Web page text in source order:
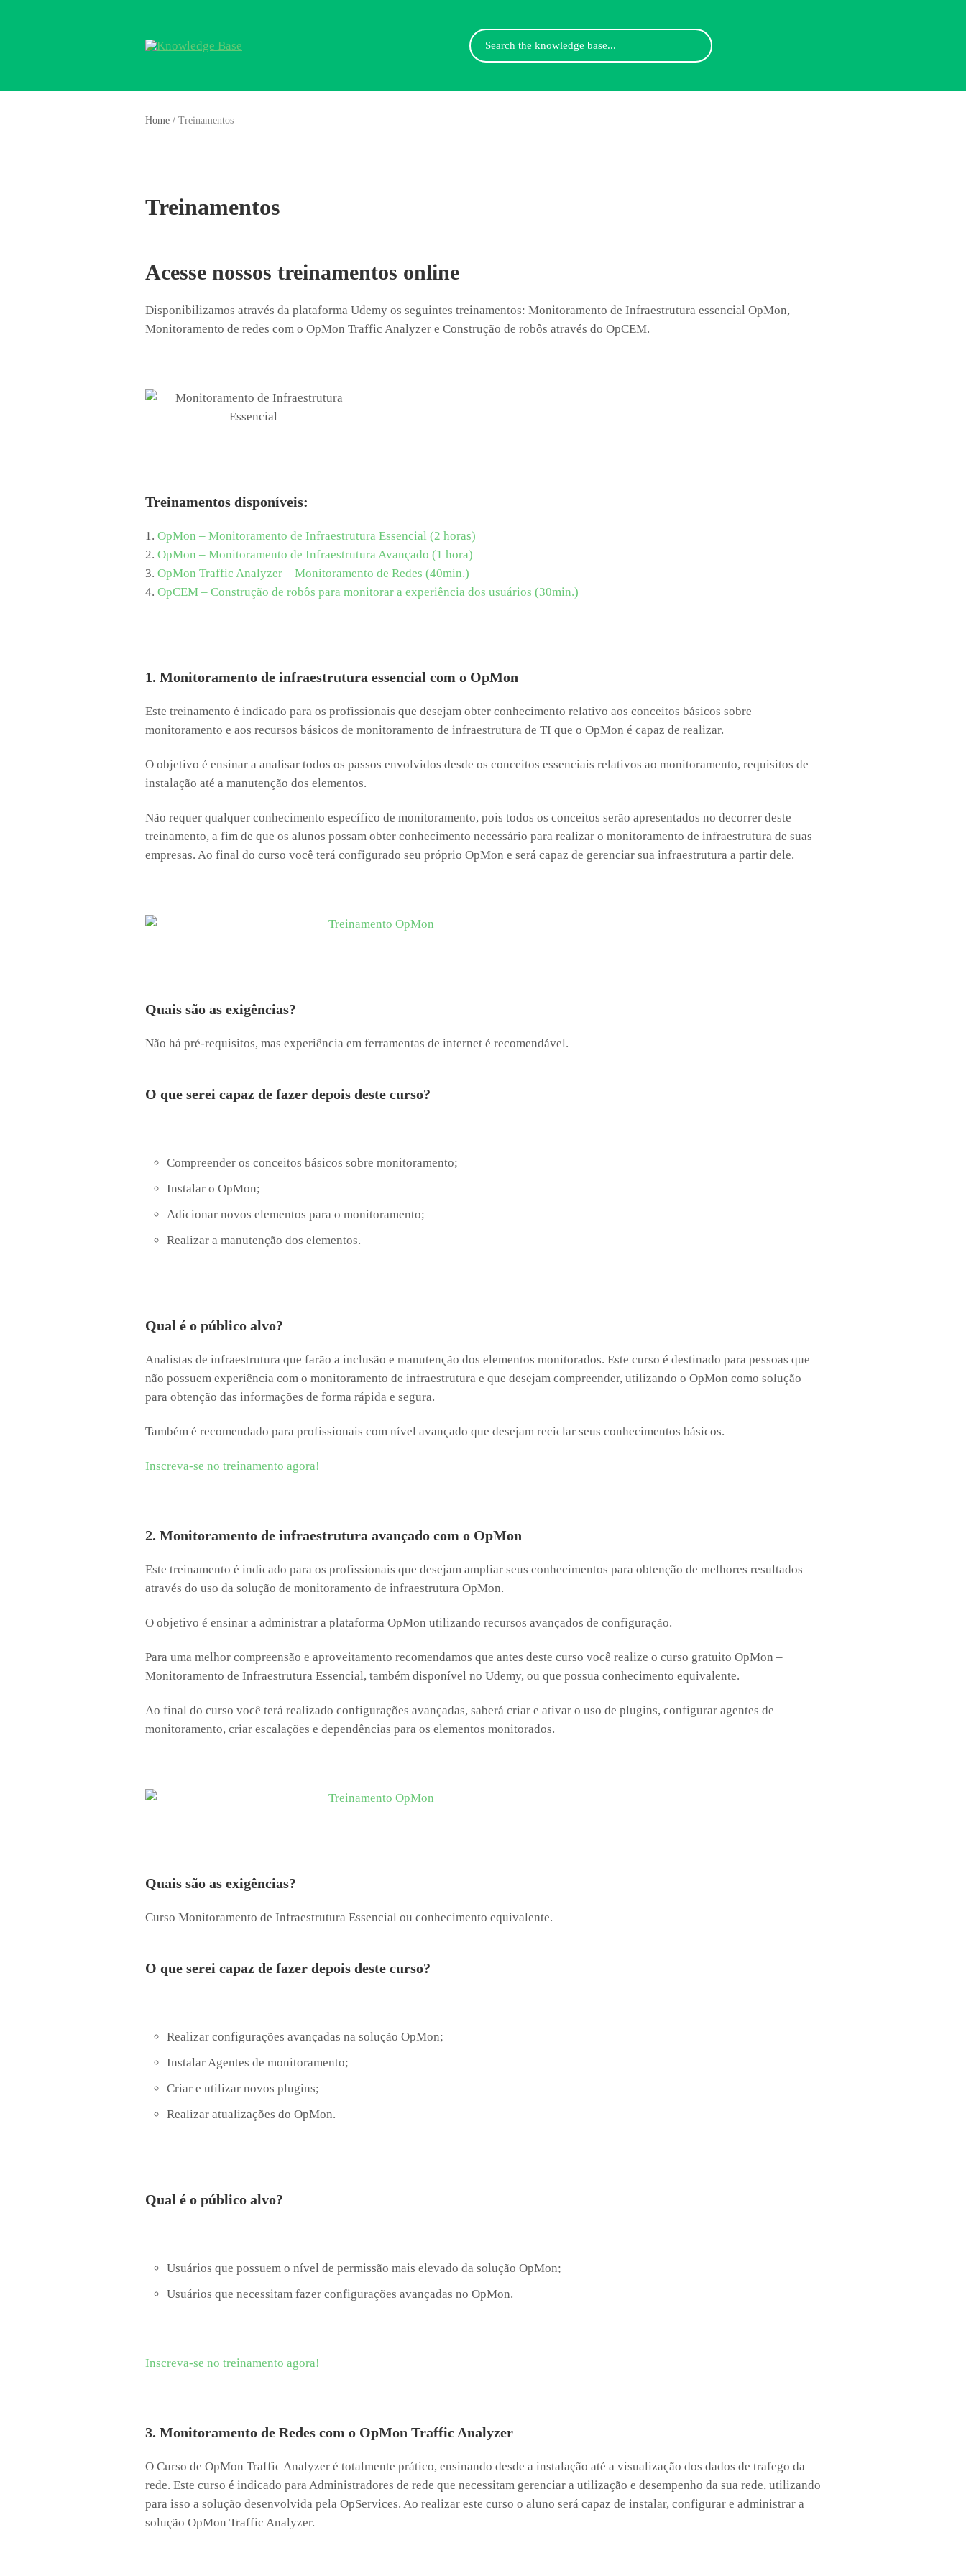
Search
For
Home / Treinamentos
Treinamentos
Acesse nossos treinamentos online
Disponibilizamos através da plataforma Udemy os seguintes treinamentos: Monitoramento de Infraestrutura essencial OpMon,
Monitoramento de redes com o OpMon Traffic Analyzer e Construção de robôs através do OpCEM.
Treinamentos disponíveis:
1. OpMon – Monitoramento de Infraestrutura Essencial (2 horas)
2. OpMon – Monitoramento de Infraestrutura Avançado (1 hora)
3. OpMon Traffic Analyzer – Monitoramento de Redes (40min.)
4. OpCEM – Construção de robôs para monitorar a experiência dos usuários (30min.)
1. Monitoramento de infraestrutura essencial com o OpMon
Este treinamento é indicado para os profissionais que desejam obter conhecimento relativo aos conceitos básicos sobre
monitoramento e aos recursos básicos de monitoramento de infraestrutura de TI que o OpMon é capaz de realizar.
O objetivo é ensinar a analisar todos os passos envolvidos desde os conceitos essenciais relativos ao monitoramento, requisitos de
instalação até a manutenção dos elementos.
Não requer qualquer conhecimento específico de monitoramento, pois todos os conceitos serão apresentados no decorrer deste
treinamento, a fim de que os alunos possam obter conhecimento necessário para realizar o monitoramento de infraestrutura de suas
empresas. Ao final do curso você terá configurado seu próprio OpMon e será capaz de gerenciar sua infraestrutura a partir dele.
Quais são as exigências?
Não há pré-requisitos, mas experiência em ferramentas de internet é recomendável.
O que serei capaz de fazer depois deste curso?
Compreender os conceitos básicos sobre monitoramento;
Instalar o OpMon;
Adicionar novos elementos para o monitoramento;
Realizar a manutenção dos elementos.
Qual é o público alvo?
Analistas de infraestrutura que farão a inclusão e manutenção dos elementos monitorados. Este curso é destinado para pessoas que
não possuem experiência com o monitoramento de infraestrutura e que desejam compreender, utilizando o OpMon como solução
para obtenção das informações de forma rápida e segura.
Também é recomendado para profissionais com nível avançado que desejam reciclar seus conhecimentos básicos.
Inscreva-se no treinamento agora!
2. Monitoramento de infraestrutura avançado com o OpMon
Este treinamento é indicado para os profissionais que desejam ampliar seus conhecimentos para obtenção de melhores resultados
através do uso da solução de monitoramento de infraestrutura OpMon.
O objetivo é ensinar a administrar a plataforma OpMon utilizando recursos avançados de configuração.
Para uma melhor compreensão e aproveitamento recomendamos que antes deste curso você realize o curso gratuito OpMon –
Monitoramento de Infraestrutura Essencial, também disponível no Udemy, ou que possua conhecimento equivalente.
Ao final do curso você terá realizado configurações avançadas, saberá criar e ativar o uso de plugins, configurar agentes de
monitoramento, criar escalações e dependências para os elementos monitorados.
Quais são as exigências?
Curso Monitoramento de Infraestrutura Essencial ou conhecimento equivalente.
O que serei capaz de fazer depois deste curso?
Realizar configurações avançadas na solução OpMon;
Instalar Agentes de monitoramento;
Criar e utilizar novos plugins;
Realizar atualizações do OpMon.
Qual é o público alvo?
Usuários que possuem o nível de permissão mais elevado da solução OpMon;
Usuários que necessitam fazer configurações avançadas no OpMon.
Inscreva-se no treinamento agora!
3. Monitoramento de Redes com o OpMon Traffic Analyzer
O Curso de OpMon Traffic Analyzer é totalmente prático, ensinando desde a instalação até a visualização dos dados de trafego da
rede. Este curso é indicado para Administradores de rede que necessitam gerenciar a utilização e desempenho da sua rede, utilizando
para isso a solução desenvolvida pela OpServices. Ao realizar este curso o aluno será capaz de instalar, configurar e administrar a
solução OpMon Traffic Analyzer.